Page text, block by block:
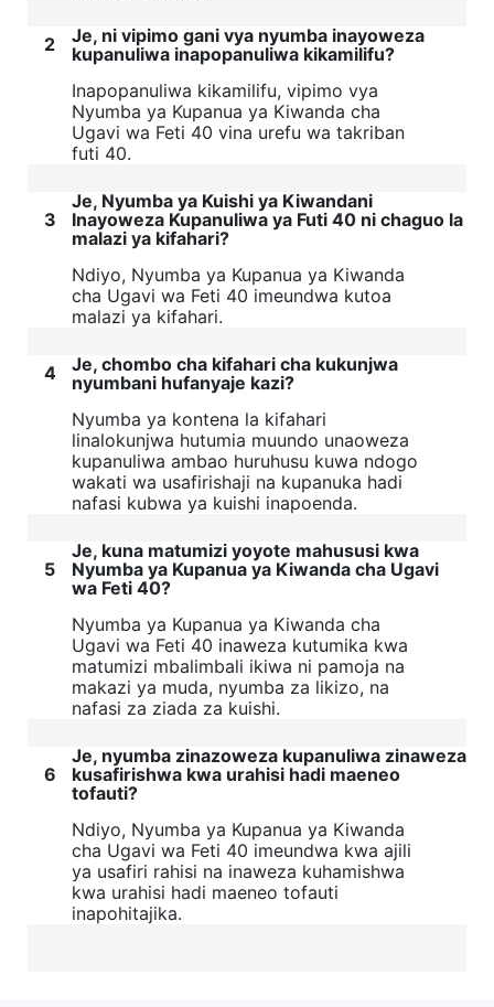
2
Je, ni vipimo gani vya nyumba inayoweza
kupanuliwa inapopanuliwa kikamilifu?
Inapopanuliwa kikamilifu, vipimo vya
Nyumba ya Kupanua ya Kiwanda cha
Ugavi wa Feti 40 vina urefu wa takriban
futi 40.
3
Je, Nyumba ya Kuishi ya Kiwandani
Inayoweza Kupanuliwa ya Futi 40 ni chaguo la
malazi ya kifahari?
Ndiyo, Nyumba ya Kupanua ya Kiwanda
cha Ugavi wa Feti 40 imeundwa kutoa
malazi ya kifahari.
4
Je, chombo cha kifahari cha kukunjwa
nyumbani hufanyaje kazi?
Nyumba ya kontena la kifahari
linalokunjwa hutumia muundo unaoweza
kupanuliwa ambao huruhusu kuwa ndogo
wakati wa usafirishaji na kupanuka hadi
nafasi kubwa ya kuishi inapoenda.
5
Je, kuna matumizi yoyote mahususi kwa
Nyumba ya Kupanua ya Kiwanda cha Ugavi
wa Feti 40?
Nyumba ya Kupanua ya Kiwanda cha
Ugavi wa Feti 40 inaweza kutumika kwa
matumizi mbalimbali ikiwa ni pamoja na
makazi ya muda, nyumba za likizo, na
nafasi za ziada za kuishi.
6
Je, nyumba zinazoweza kupanuliwa zinaweza
kusafirishwa kwa urahisi hadi maeneo
tofauti?
Ndiyo, Nyumba ya Kupanua ya Kiwanda
cha Ugavi wa Feti 40 imeundwa kwa ajili
ya usafiri rahisi na inaweza kuhamishwa
kwa urahisi hadi maeneo tofauti
inapohitajika.